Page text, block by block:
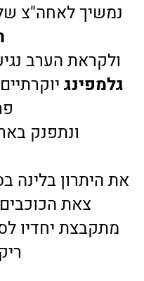
נמשיך לאחה"צ
ולקראת הערב
גלמפינג
ונתפנק
את היתרון בלינה
צאת
מתקבצת יחדיו